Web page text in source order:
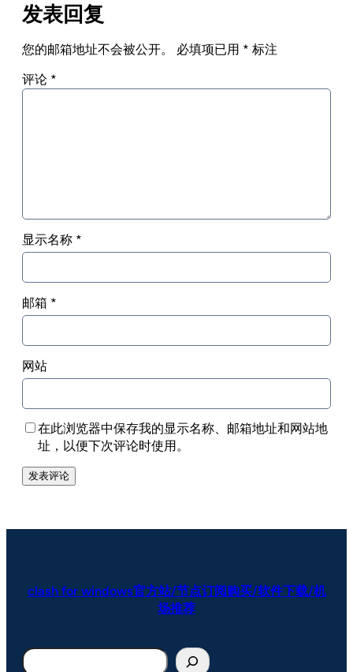
发表回复
您的邮箱地址不会被公开。 必填项已用 * 标注
评论 *
显示名称 *
邮箱 *
网站
在此浏览器中保存我的显示名称、邮箱地址和网站地
址，以便下次评论时使用。
clash for windows官方站/节点订阅购买/软件下载/机
场推荐
搜